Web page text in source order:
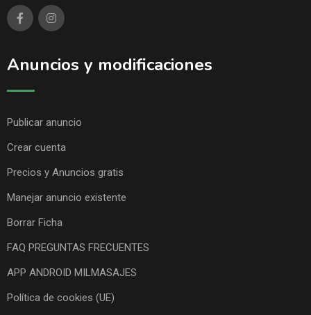
Anuncios y modificaciones
Publicar anuncio
Crear cuenta
Precios y Anuncios gratis
Manejar anuncio existente
Borrar Ficha
FAQ PREGUNTAS FRECUENTES
APP ANDROID MILMASAJES
Política de cookies (UE)